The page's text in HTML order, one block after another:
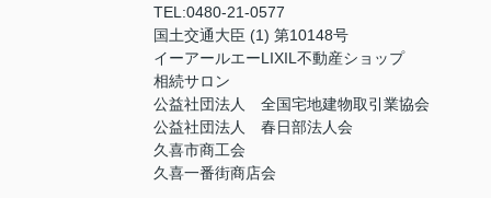
TEL:0480-21-0577
国土交通大臣 (1) 第10148号
イーアールエーLIXIL不動産ショップ
相続サロン
公益社団法人 全国宅地建物取引業協会
公益社団法人 春日部法人会
久喜市商工会
久喜一番街商店会